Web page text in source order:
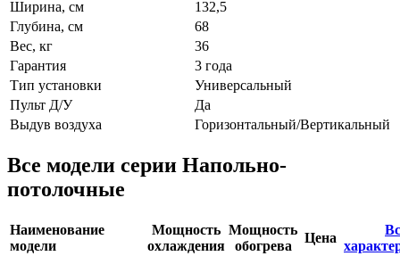
Ширина, см
132,5
Глубина, см
68
Вес, кг
36
Гарантия
3 года
Тип установки
Универсальный
Пульт Д/У
Да
Выдув воздуха
Горизонтальный/Вертикальный
Все модели серии Напольно-
потолочные
Наименование
модели
Мощность
охлаждения
Мощность
обогрева
Цена